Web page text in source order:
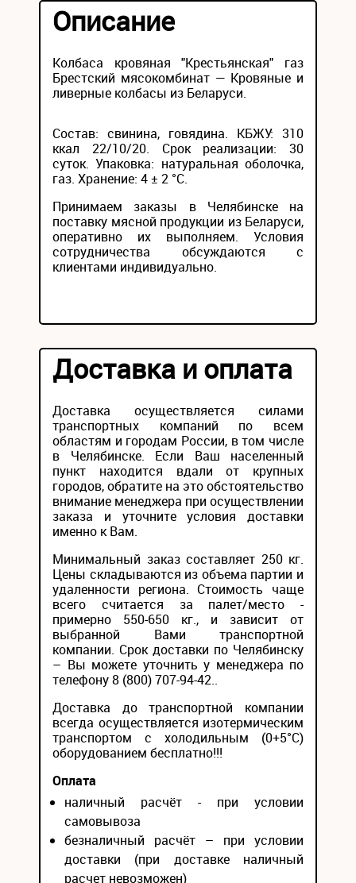
Описание
Колбаса кровяная "Крестьянская" газ
Брестский мясокомбинат — Кровяные и
ливерные колбасы из Беларуси.
Состав: свинина, говядина. КБЖУ: 310
ккал 22/10/20. Срок реализации: 30
суток. Упаковка: натуральная оболочка,
газ. Хранение: 4 ± 2 °С.
Принимаем заказы в Челябинске на
поставку мясной продукции из Беларуси,
оперативно их выполняем. Условия
сотрудничества обсуждаются с
клиентами индивидуально.
Доставка и оплата
Доставка осуществляется силами
транспортных компаний по всем
областям и городам России, в том числе
в Челябинске. Если Ваш населенный
пункт находится вдали от крупных
городов, обратите на это обстоятельство
внимание менеджера при осуществлении
заказа и уточните условия доставки
именно к Вам.
Минимальный заказ составляет 250 кг.
Цены складываются из объема партии и
удаленности региона. Стоимость чаще
всего считается за палет/место -
примерно 550-650 кг., и зависит от
выбранной Вами транспортной
компании. Срок доставки по Челябинску
– Вы можете уточнить у менеджера по
телефону 8 (800) 707-94-42..
Доставка до транспортной компании
всегда осуществляется изотермическим
транспортом с холодильным (0+5°С)
оборудованием бесплатно!!!
Оплата
наличный расчёт - при условии
самовывоза
безналичный расчёт – при условии
доставки (при доставке наличный
расчет невозможен)